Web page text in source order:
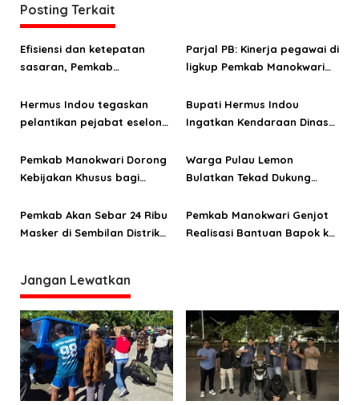
s
i
p
s
Posting Terkait
Efisiensi dan ketepatan
sasaran, Pemkab
JKN 2026
Parjal PB: Kinerja pegawai di
ligkup Pemkab Manokwari
Hermus Indou tegaskan
pelantikan pejabat eselon
Bupati Hermus Indou
Ingatkan Kendaraan Dinas
Pemkab Manokwari Dorong
Kebijakan Khusus bagi
Warga Pulau Lemon
Bulatkan Tekad Dukung
Pemkab Akan Sebar 24 Ribu
Masker di Sembilan Distrik
Pemkab Manokwari Genjot
Realisasi Bantuan Bapok ke
Jangan Lewatkan